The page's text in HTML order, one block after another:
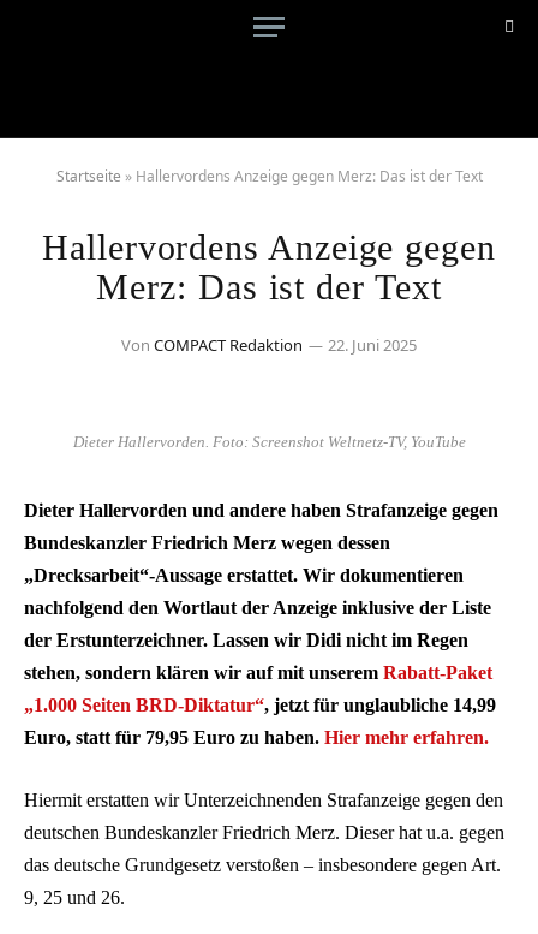
Startseite » Hallervordens Anzeige gegen Merz: Das ist der Text
Hallervordens Anzeige gegen
Merz: Das ist der Text
Von COMPACT Redaktion 22. Juni 2025
Dieter Hallervorden. Foto: Screenshot Weltnetz-TV, YouTube
Dieter Hallervorden und andere haben Strafanzeige gegen
Bundeskanzler Friedrich Merz wegen dessen
„Drecksarbeit“-Aussage erstattet. Wir dokumentieren
nachfolgend den Wortlaut der Anzeige inklusive der Liste
der Erstunterzeichner. Lassen wir Didi nicht im Regen
stehen, sondern klären wir auf mit unserem Rabatt-Paket
„1.000 Seiten BRD-Diktatur“, jetzt für unglaubliche 14,99
Euro, statt für 79,95 Euro zu haben. Hier mehr erfahren.
Hiermit erstatten wir Unterzeichnenden Strafanzeige gegen den
deutschen Bundeskanzler Friedrich Merz. Dieser hat u.a. gegen
das deutsche Grundgesetz verstoßen – insbesondere gegen Art.
9, 25 und 26.